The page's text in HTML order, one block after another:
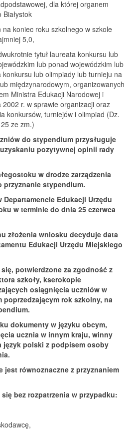
dla której organem
na koniec roku szkolnego w szkole
5,0,
tytuł laureata konkursu lub
lub ponad wojewódzkim lub
konkursu lub olimpiady lub turnieju na
międzynarodowym, organizowanych
Ministra Edukacji Narodowej i
r. w sprawie organizacji oraz
konkursów, turniejów i olimpiad (Dz.
ze zm.)
do stypendium przysługuje
pozytywnej opinii rady
w drodze zarządzenia
przyznanie stypendium.
Departamencie Edukacji Urzędu
w terminie do dnia 25 czerwca
złożenia wniosku decyduje data
Edukacji Urzędu Miejskiego
potwierdzone za zgodność z
szkoły, kserokopie
osiągnięcia uczniów w
poprzedzającym rok szkolny, na
dokumenty w języku obcym,
ucznia w innym kraju, winny
język polski z podpisem osoby
jest równoznaczne z przyznaniem
bez rozpatrzenia w przypadku: